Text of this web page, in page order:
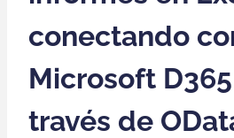
conectando
Microsoft
través de